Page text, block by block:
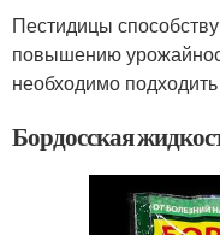
Пестидицы
повышению
необходимо
Бордосская